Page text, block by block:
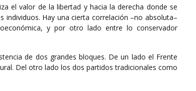
el valor de la libertad y hacia la derecha donde se
Hay una cierta correlación –no absoluta–
y por otro lado entre lo conservador
de dos grandes bloques. De un lado el Frente
Del otro lado los dos partidos tradicionales como